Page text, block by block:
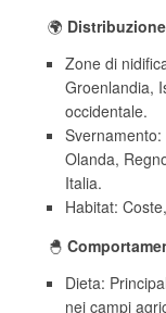
🌍
Zone di
Groenlandia,
occidentale.
Olanda,
Italia.
Habitat:
🐣
Dieta:
nei campi